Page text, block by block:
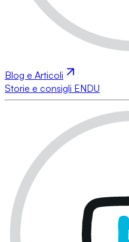
Blog e Articoli
Storie e consigli ENDU